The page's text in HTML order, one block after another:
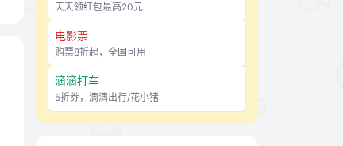
天天领红包最高20元
电影票
购票8折起，全国可用
滴滴打车
5折券，滴滴出行/花小猪